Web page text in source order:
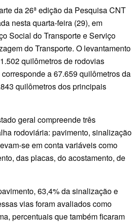
da 26ª edição da Pesquisa CNT
nesta quarta-feira (29), em
Social do Transporte e Serviço
do Transporte. O levantamento
quilômetros de rodovias
a 67.659 quilômetros da
quilômetros dos principais
geral compreende três
rodoviária: pavimento, sinalização
se em conta variáveis como
das placas, do acostamento, de
63,4% da sinalização e
vias foram avaliados como
percentuais que também ficaram